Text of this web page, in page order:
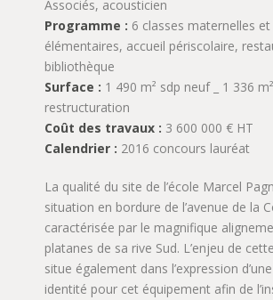
Associés, acousticien
Programme : 6 classes maternelles
élémentaires, accueil périscolaire,
bibliothèque
Surface : 1 490 m² sdp neuf _ 1 336
restructuration
Coût des travaux : 3 600 000 € HT
Calendrier : 2016 concours lauréat
La qualité du site de l’école Marcel
situation en bordure de l’avenue de la
caractérisée par le magnifique
platanes de sa rive Sud. L’enjeu de
situe également dans l’expression
identité pour cet équipement afin de